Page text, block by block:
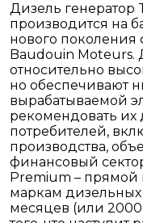
Дизель генератор
производится на
нового поколения
Baudouin Moteurs.
относительно
но обеспечивают
вырабатываемой
рекомендовать
потребителей,
производства,
финансовый
Premium –
маркам дизельных
месяцев (или 2000